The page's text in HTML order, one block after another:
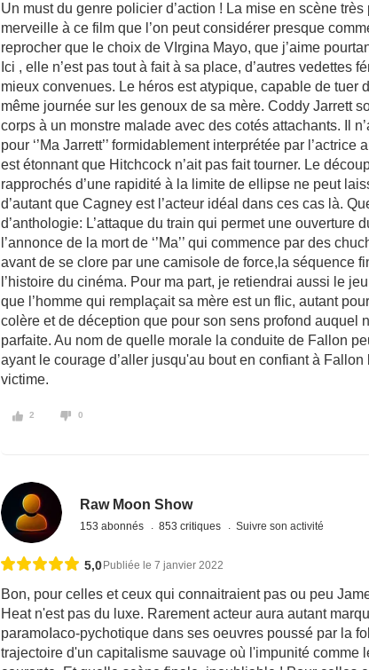
Un must du genre policier d’action ! La mise en scène
merveille à ce film que l’on peut considérer presque
reprocher que le choix de VIrgina Mayo, que j’aime
Ici , elle n’est pas tout à fait à sa place, d’autres vedettes
mieux convenues. Le héros est atypique, capable de tuer
même journée sur les genoux de sa mère. Coddy Jarrett
corps à un monstre malade avec des cotés attachants. Il
pour ‘’Ma Jarrett’’ formidablement interprétée par l’actrice
est étonnant que Hitchcock n’ait pas fait tourner. Le
rapprochés d’une rapidité à la limite de ellipse ne peut
d’autant que Cagney est l’acteur idéal dans ces cas là.
d’anthologie: L’attaque du train qui permet une ouverture
l’annonce de la mort de ‘’Ma’’ qui commence par des
avant de se clore par une camisole de force,la séquence
l’histoire du cinéma. Pour ma part, je retiendrai aussi le
que l’homme qui remplaçait sa mère est un flic, autant
colère et de déception que pour son sens profond auquel
parfaite. Au nom de quelle morale la conduite de Fallon
ayant le courage d’aller jusqu'au bout en confiant à
victime.
2 0
Raw Moon Show
153 abonnés 853 critiques Suivre son activité
5,0 Publiée le 7 janvier 2022
Bon, pour celles et ceux qui connaitraient pas ou peu
Heat n'est pas du luxe. Rarement acteur aura autant
paramoIaco-pychotique dans ses oeuvres poussé par la
trajectoire d'un capitalisme sauvage où l'impunité comme